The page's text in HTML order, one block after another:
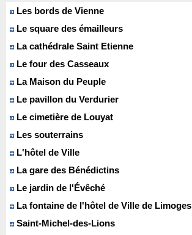
Les bords de Vienne
Le square des émailleurs
La cathédrale Saint Etienne
Le four des Casseaux
La Maison du Peuple
Le pavillon du Verdurier
Le cimetière de Louyat
Les souterrains
L'hôtel de Ville
La gare des Bénédictins
Le jardin de l'Évêché
La fontaine de l'hôtel de Ville de Limoges
Saint-Michel-des-Lions